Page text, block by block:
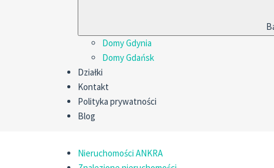
Domy Gdynia
Domy Gdańsk
Działki
Kontakt
Polityka prywatności
Blog
Nieruchomości ANKRA